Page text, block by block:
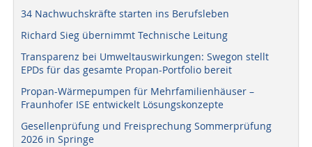
34 Nachwuchskräfte starten ins Berufsleben
Richard Sieg übernimmt Technische Leitung
Transparenz bei Umweltauswirkungen: Swegon stellt
EPDs für das gesamte Propan-Portfolio bereit
Propan-Wärmepumpen für Mehrfamilienhäuser –
Fraunhofer ISE entwickelt Lösungskonzepte
Gesellenprüfung und Freisprechung Sommerprüfung
2026 in Springe